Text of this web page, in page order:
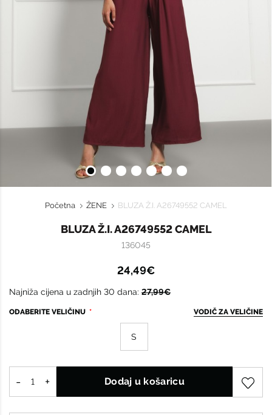
Početna ŽENE BLUZA Ž.I. A26749552 CAMEL
BLUZA Ž.I. A26749552 CAMEL
136045
24,49€
Najniža cijena u zadnjih 30 dana: 27,99€
ODABERITE VELIČINU VODIČ ZA VELIČINE
S
Dodaj u košaricu